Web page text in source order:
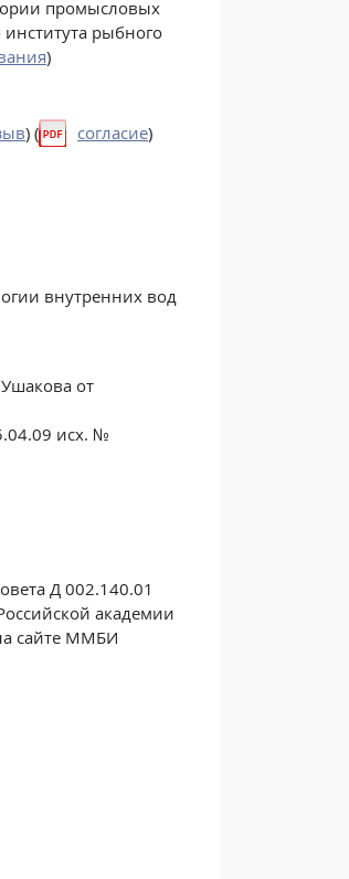
промысловых
рыбного
)
) ( согласие)
внутренних вод
от
исх. №
Д 002.140.01
академии
сайте ММБИ